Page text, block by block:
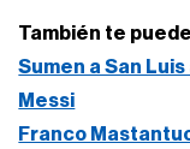
También te
Sumen a San
Messi
Franco